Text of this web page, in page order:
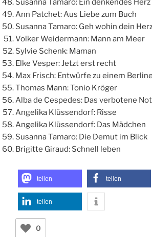
Susanna Tamaro: Ein denkendes Herz
Ann Patchet: Aus Liebe zum Buch
Susanna Tamaro: Geh wohin dein
Volker Weidermann: Mann am Meer
Sylvie Schenk: Maman
Elke Vesper: Jetzt erst recht
Max Frisch: Entwürfe zu einem
Thomas Mann: Tonio Kröger
Alba de Cespedes: Das verbotene
Angelika Klüssendorf: Risse
Angelika Klüssendorf: Das Mädchen
Susanna Tamaro: Die Demut im Blick
Brigitte Giraud: Schnell leben
teilen teilen
teilen
0